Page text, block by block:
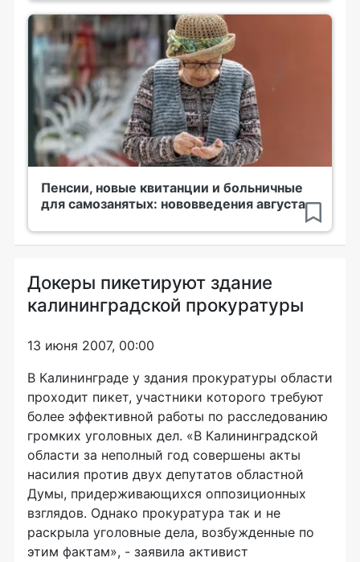
Пенсии, новые квитанции и больничные
для самозанятых: нововведения августа
Докеры пикетируют здание
калининградской прокуратуры
13 июня 2007, 00:00
В Калининграде у здания прокуратуры области
проходит пикет, участники которого требуют
более эффективной работы по расследованию
громких уголовных дел. «В Калининградской
области за неполный год совершены акты
насилия против двух депутатов областной
Думы, придерживающихся оппозиционных
взглядов. Однако прокуратура так и не
раскрыла уголовные дела, возбужденные по
этим фактам», - заявила активист